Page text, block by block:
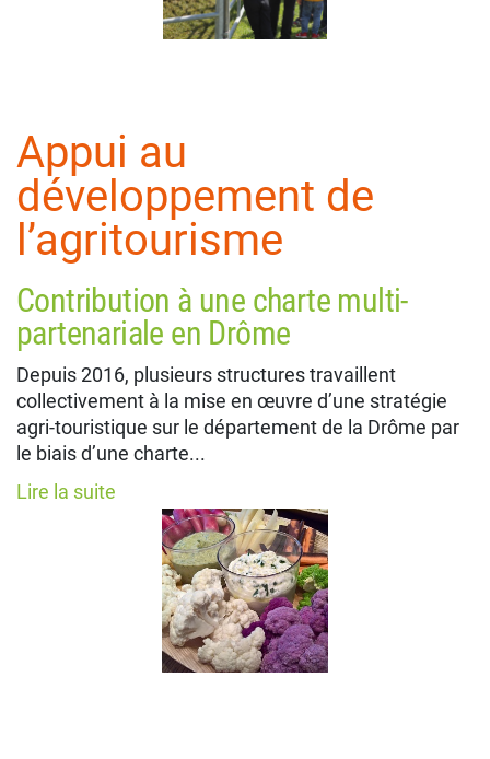
Appui au
développement de
l’agritourisme
Contribution à une charte multi-
partenariale en Drôme
Depuis 2016, plusieurs structures travaillent
collectivement à la mise en œuvre d’une stratégie
agri-touristique sur le département de la Drôme par
le biais d’une charte...
Lire la suite